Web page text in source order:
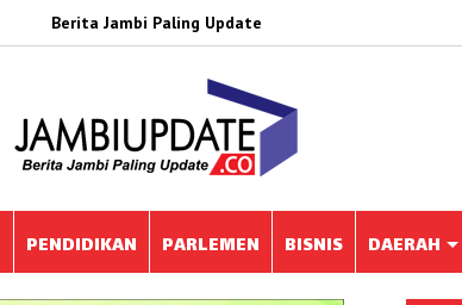
Berita Jambi Paling Update
PENDIDIKAN PARLEMEN BISNIS DAERAH